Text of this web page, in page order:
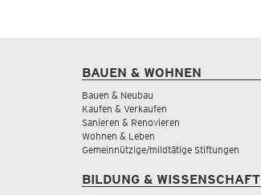
BAUEN & WOHNEN
Bauen & Neubau
Kaufen & Verkaufen
Sanieren & Renovieren
Wohnen & Leben
Gemeinnützige/mildtätige Stiftungen
BILDUNG & WISSENSCHAFT